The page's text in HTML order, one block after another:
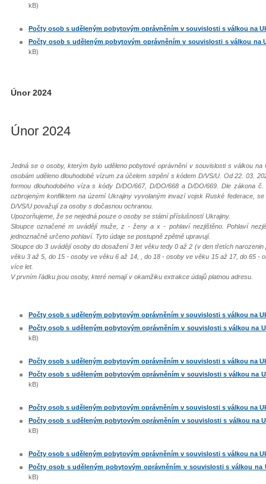
kB)
Počty osob s uděleným pobytovým oprávněním v souvislosti s válkou na
Počty osob s uděleným pobytovým oprávněním v souvislosti s válkou na
kB)
Únor 2024
Únor 2024
Jedná se o osoby, kterým bylo uděleno pobytové oprávnění v souvislosti s válkou
osobám uděleno dlouhodobé vízum za účelem strpění s kódem D/VS/U. Od 22. 03.
formou dlouhodobého víza s kódy D/DO/667, D/DO/668 a D/DO/669. Dle zákona
ozbrojeným konfliktem na území Ukrajiny vyvolaným invazí vojsk Ruské federace,
D/VS/U považují za osoby s dočasnou ochranou.
Upozorňujeme, že se nejedná pouze o osoby se státní příslušností Ukrajiny.
Sloupce označené m uvádějí muže, z - ženy a x - pohlaví nezjištěno. Pohlaví
jednoznačně určeno pohlaví. Tyto údaje se postupně zpětně upravují.
Sloupce do 3 uvádějí osoby do dosažení 3 let věku tedy 0 až 2 (v den třetích
věku 3 až 5, do 15 - osoby ve věku 6 až 14, , do 18 - osoby ve věku 15 až 17, do 65 -
více let.
V prvním řádku jsou osoby, které nemají v okamžiku extrakce údajů platnou adresu.
Počty osob s uděleným pobytovým oprávněním v souvislosti s válkou na
Počty osob s uděleným pobytovým oprávněním v souvislosti s válkou na
kB)
Počty osob s uděleným pobytovým oprávněním v souvislosti s válkou na
Počty osob s uděleným pobytovým oprávněním v souvislosti s válkou na
kB)
Počty osob s uděleným pobytovým oprávněním v souvislosti s válkou na
Počty osob s uděleným pobytovým oprávněním v souvislosti s válkou na
kB)
Počty osob s uděleným pobytovým oprávněním v souvislosti s válkou na
Počty osob s uděleným pobytovým oprávněním v souvislosti s válkou na
kB)